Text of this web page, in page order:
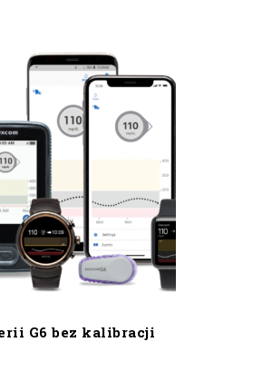
G6 bez kalibracji